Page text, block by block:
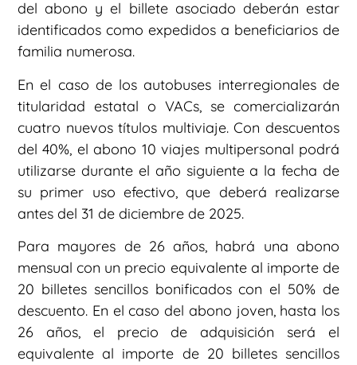
del abono y el billete asociado deberán estar
identificados como expedidos a beneficiarios de
familia numerosa.
En el caso de los autobuses interregionales de
titularidad estatal o VACs, se comercializarán
cuatro nuevos títulos multiviaje. Con descuentos
del 40%, el abono 10 viajes multipersonal podrá
utilizarse durante el año siguiente a la fecha de
su primer uso efectivo, que deberá realizarse
antes del 31 de diciembre de 2025.
Para mayores de 26 años, habrá una abono
mensual con un precio equivalente al importe de
20 billetes sencillos bonificados con el 50% de
descuento. En el caso del abono joven, hasta los
26 años, el precio de adquisición será el
equivalente al importe de 20 billetes sencillos